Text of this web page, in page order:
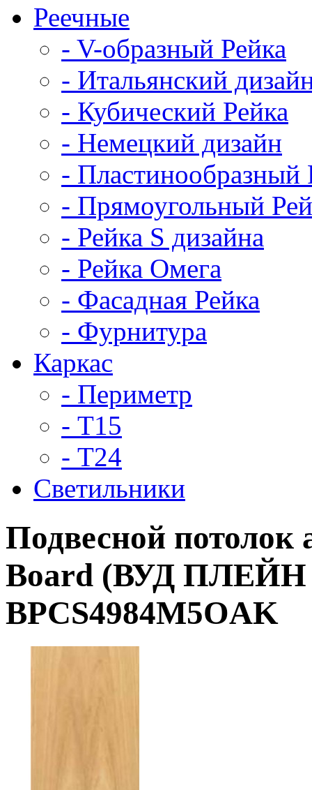
Реечные
- V-образный Рейка
- Итальянский
- Кубический Рейка
- Немецкий дизайн
- Пластинообразный
- Прямоугольный
- Рейка S дизайна
- Рейка Омега
- Фасадная Рейка
- Фурнитура
Каркас
- Периметр
- Т15
- Т24
Светильники
Подвесной потолок
Board (ВУД ПЛЕЙН
BPCS4984M5OAK